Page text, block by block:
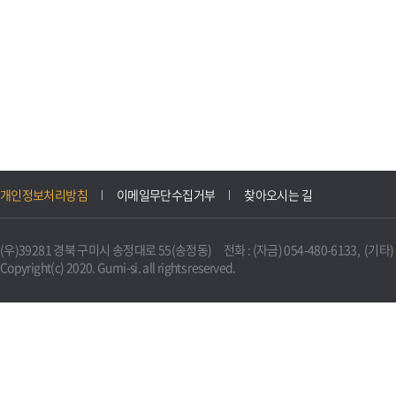
개인정보처리방침 이메일무단수집거부 찾아오시는 길
(우)39281 경북 구미시 송정대로 55(송정동) 전화 : (자금) 054-480-6133, (기타
Copyright(c) 2020. Gumi-si. all rights reserved.